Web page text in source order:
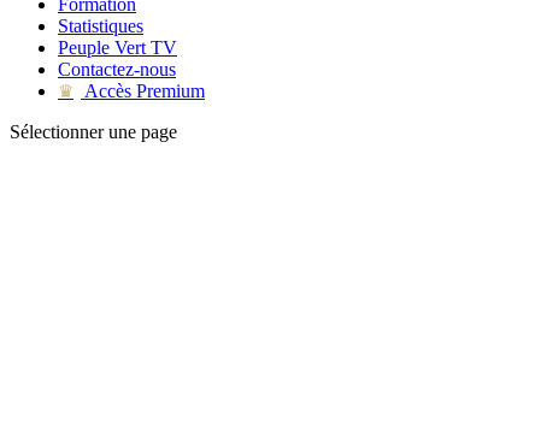
Formation
Statistiques
Peuple Vert TV
Contactez-nous
♛
Accès Premium
Sélectionner une page